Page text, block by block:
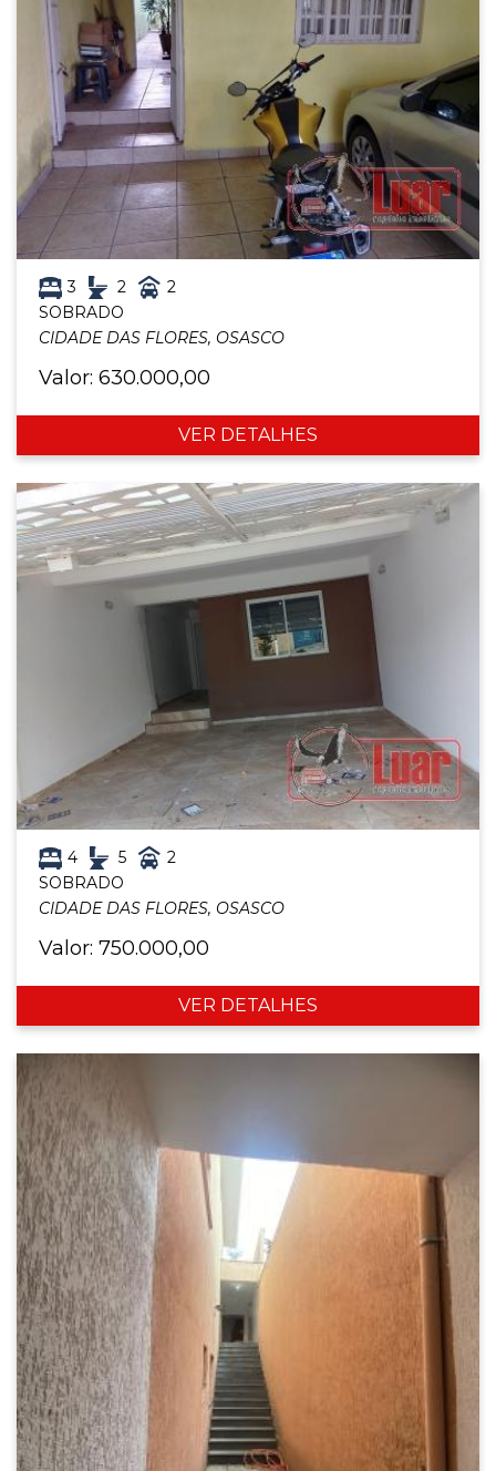
3 2
2
SOBRADO
CIDADE DAS FLORES, OSASCO
Valor: 630.000,00
VER DETALHES
4 5
2
SOBRADO
CIDADE DAS FLORES, OSASCO
Valor: 750.000,00
VER DETALHES